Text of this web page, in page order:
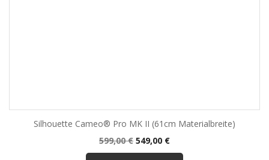
Silhouette Cameo® Pro MK II (61cm Materialbreite)
Normalpreis
599,00 € Preis
549,00 €